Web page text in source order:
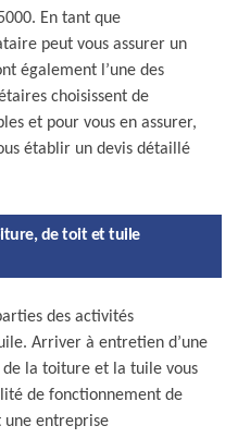
En tant que
peut vous assurer un
également l’une des
choisissent de
et pour vous en assurer,
établir un devis détaillé
de toit et tuile
des activités
Arriver à entretien d’une
la toiture et la tuile vous
de fonctionnement de
une entreprise